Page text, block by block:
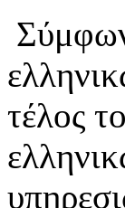
τέλος